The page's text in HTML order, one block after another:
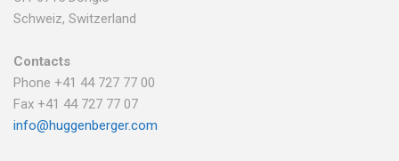
Schweiz, Switzerland
Contacts
Phone +41 44 727 77 00
Fax +41 44 727 77 07
info@huggenberger.com